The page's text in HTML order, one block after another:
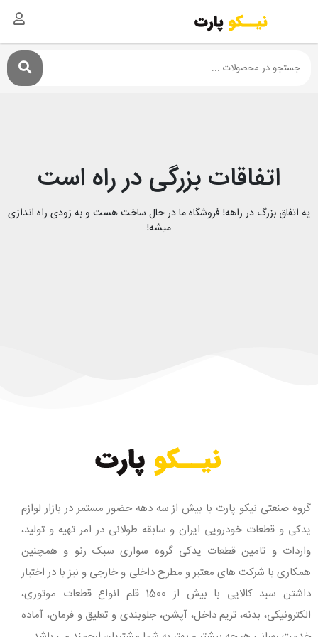
اتفاقات بزرگی در راه است
یه اتفاق بزرگ در راهه! فروشگاه ما در حال ساخت هست و به زودی راه اندازی
میشه!
گروه صنعتی نیکو پارت با بیش از سه دهه حضور مستمر در بازار لوازم
یدکی و قطعات خودرویی ایران و سابقه طولانی در امر تهیه و تولید،
واردات و تامین قطعات یدکی گروه سواری سبک رنو و همچنین
همکاری با شرکت های معتبر و مطرح داخلی و خارجی و نیز با در اختیار
داشتن سبد کالایی با بیش از 1500 قلم انواع قطعات موتوری،
الکترونیکی، بدنه، تریم داخل، آپشن، جلوبندی و تعلیق و فرمان، آماده